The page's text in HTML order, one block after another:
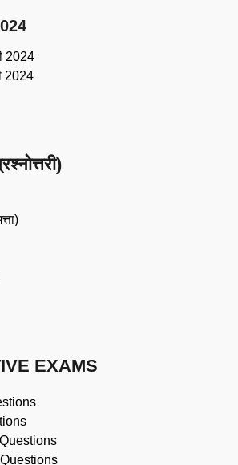
2024
2024
EXAMS